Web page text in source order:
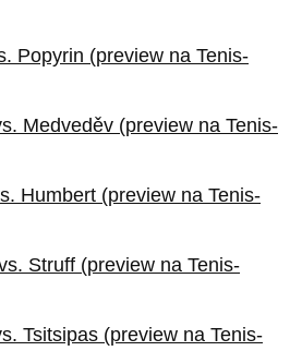
Popyrin (preview na Tenis-
Medveděv (preview na Tenis-
Humbert (preview na Tenis-
Struff (preview na Tenis-
Tsitsipas (preview na Tenis-